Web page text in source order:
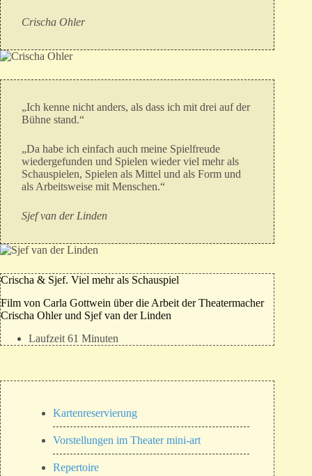
Crischa Ohler
„Ich kenne nicht anders, als dass ich mit drei auf der
Bühne stand.“
„Da habe ich einfach auch meine Spielfreude
wiedergefunden und Spielen wieder viel mehr als
Schauspielen, Spielen als Mittel und als Form und
als Arbeitsweise mit Menschen.“
Sjef van der Linden
Crischa & Sjef. Viel mehr als Schauspiel
Film von Carla Gottwein über die Arbeit der Theatermacher
Crischa Ohler und Sjef van der Linden
Laufzeit 61 Minuten
Kartenreservierung
Vorstellungen im Theater mini-art
Repertoire